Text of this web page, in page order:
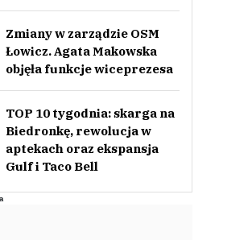
Zmiany w zarządzie OSM
Łowicz. Agata Makowska
objęła funkcje wiceprezesa
TOP 10 tygodnia: skarga na
Biedronkę, rewolucja w
aptekach oraz ekspansja
Gulf i Taco Bell